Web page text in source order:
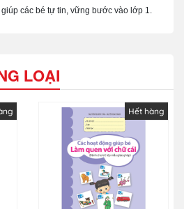
các bé tự tin, vững bước vào lớp 1.
LOẠI
Hết hàng